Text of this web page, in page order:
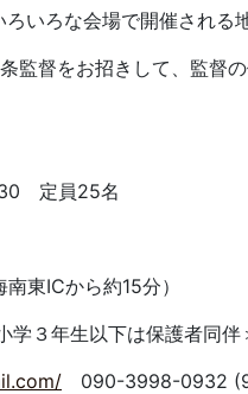
いろな会場で開催される
監督をお招きして、監督
定員25名
東ICから約15分）
３年生以下は保護者同
090-3998-0932 (9